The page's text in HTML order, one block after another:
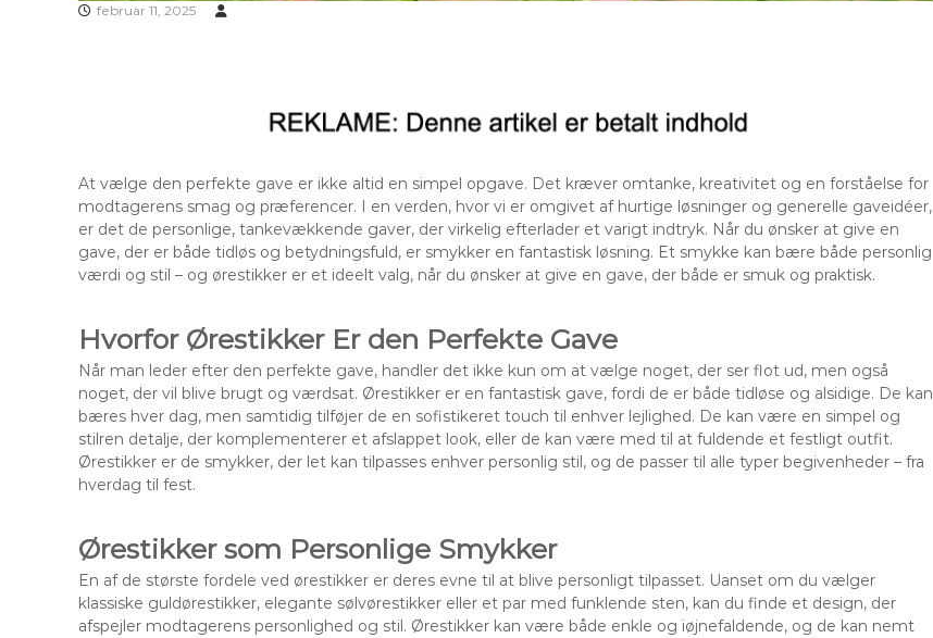
februar 11, 2025
At vælge den perfekte gave er ikke altid en simpel opgave. Det kræver omtanke, kreativitet og en forståelse for
modtagerens smag og præferencer. I en verden, hvor vi er omgivet af hurtige løsninger og generelle gaveidéer,
er det de personlige, tankevækkende gaver, der virkelig efterlader et varigt indtryk. Når du ønsker at give en
gave, der er både tidløs og betydningsfuld, er smykker en fantastisk løsning. Et smykke kan bære både personlig
værdi og stil – og ørestikker er et ideelt valg, når du ønsker at give en gave, der både er smuk og praktisk.
Hvorfor Ørestikker Er den Perfekte Gave
Når man leder efter den perfekte gave, handler det ikke kun om at vælge noget, der ser flot ud, men også
noget, der vil blive brugt og værdsat. Ørestikker er en fantastisk gave, fordi de er både tidløse og alsidige. De kan
bæres hver dag, men samtidig tilføjer de en sofistikeret touch til enhver lejlighed. De kan være en simpel og
stilren detalje, der komplementerer et afslappet look, eller de kan være med til at fuldende et festligt outfit.
Ørestikker er de smykker, der let kan tilpasses enhver personlig stil, og de passer til alle typer begivenheder – fra
hverdag til fest.
Ørestikker som Personlige Smykker
En af de største fordele ved ørestikker er deres evne til at blive personligt tilpasset. Uanset om du vælger
klassiske guldørestikker, elegante sølvørestikker eller et par med funklende sten, kan du finde et design, der
afspejler modtagerens personlighed og stil. Ørestikker kan være både enkle og iøjnefaldende, og de kan nemt